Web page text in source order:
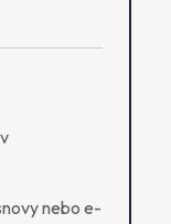
nebo e-